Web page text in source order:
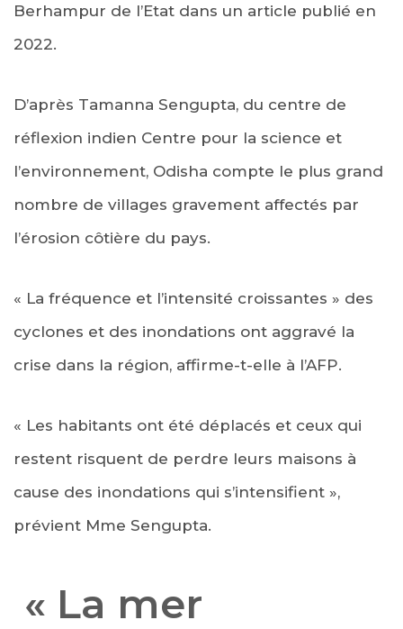
Berhampur de l’Etat dans un article publié en
2022.
D’après Tamanna Sengupta, du centre de
réflexion indien Centre pour la science et
l’environnement, Odisha compte le plus grand
nombre de villages gravement affectés par
l’érosion côtière du pays.
« La fréquence et l’intensité croissantes » des
cyclones et des inondations ont aggravé la
crise dans la région, affirme-t-elle à l’AFP.
« Les habitants ont été déplacés et ceux qui
restent risquent de perdre leurs maisons à
cause des inondations qui s’intensifient »,
prévient Mme Sengupta.
« La mer